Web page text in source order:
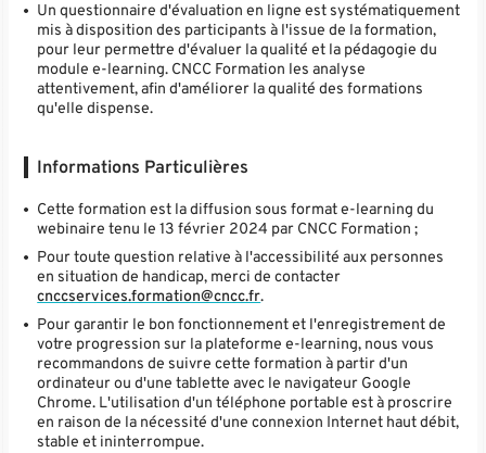
Un questionnaire d'évaluation en ligne est systématiquement
mis à disposition des participants à l'issue de la formation,
pour leur permettre d'évaluer la qualité et la pédagogie du
module e-learning. CNCC Formation les analyse
attentivement, afin d'améliorer la qualité des formations
qu'elle dispense.
Informations Particulières
Cette formation est la diffusion sous format e-learning du
webinaire tenu le 13 février 2024 par CNCC Formation ;
Pour toute question relative à l'accessibilité aux personnes
en situation de handicap, merci de contacter
cnccservices.formation@cncc.fr.
Pour garantir le bon fonctionnement et l'enregistrement de
votre progression sur la plateforme e-learning, nous vous
recommandons de suivre cette formation à partir d'un
ordinateur ou d'une tablette avec le navigateur Google
Chrome. L'utilisation d'un téléphone portable est à proscrire
en raison de la nécessité d'une connexion Internet haut débit,
stable et ininterrompue.